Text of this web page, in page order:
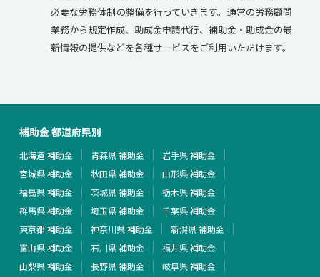
必要な労務体制の整備を行っていきます。通常の労務顧問
業務から規定作成、助成金申請代行、補助金・助成金の最
新情報の提供などを各種サービスをご利用いただけます。
補助金 都道府県別
北海道 補助金 青森県 補助金
岩手県 補助金
宮城県 補助金
秋田県 補助金
山形県 補助金
福島県 補助金
茨城県 補助金
栃木県 補助金
群馬県 補助金
埼玉県 補助金
千葉県 補助金
東京都 補助金
神奈川県 補助金
新潟県 補助金
富山県 補助金
石川県 補助金
福井県 補助金
山梨県 補助金
長野県 補助金
岐阜県 補助金